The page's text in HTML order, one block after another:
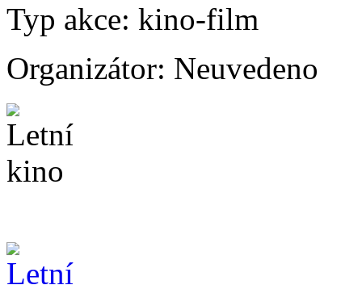
Typ akce: kino-film
Organizátor: Neuvedeno